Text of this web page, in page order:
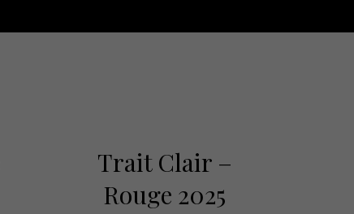
Trait Clair –
Rouge 2025